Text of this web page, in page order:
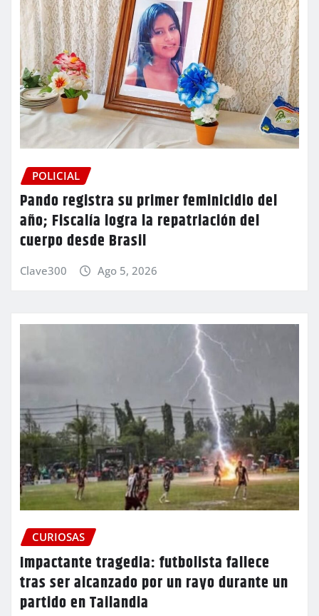
POLICIAL
Pando registra su primer feminicidio del
año; Fiscalía logra la repatriación del
cuerpo desde Brasil
Clave300 Ago 5, 2026
CURIOSAS
Impactante tragedia: futbolista fallece
tras ser alcanzado por un rayo durante un
partido en Tailandia